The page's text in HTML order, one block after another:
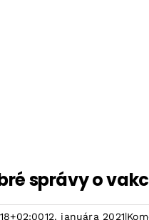
správy o
12. januára 2021|